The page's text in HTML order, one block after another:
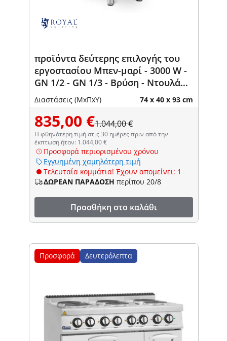
προϊόντα δεύτερης επιλογής του
εργοστασίου Μπεν-μαρί - 3000 W -
GN 1/2 - GN 1/3 - Βρύση - Ντουλάπι
(40 x 73 εκ.) - Royal Catering
Διαστάσεις (ΜxΠxΥ) 74 x 40 x 93 cm
835,00 €1.044,00 €
Η φθηνότερη τιμή στις 30 ημέρες πριν από την
έκπτωση ήταν: 1.044,00 €
Προσφορά περιορισμένου χρόνου
Εγγυημένη χαμηλότερη τιμή
Τελευταία κομμάτια! Έχουν απομείνει: 1
ΔΩΡΕΑΝ ΠΑΡΑΔΟΣΗ περίπου 20/8
Προσθήκη στο καλάθι
Προσφορά Δευτερόλεπτα